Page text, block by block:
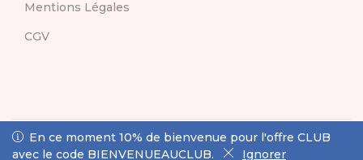
En ce moment 10% de bienvenue pour l'offre CLUB avec
le code BIENVENUEAUCLUB. Ignorer
Mentions Légales
CGV
© 2020 WoostifyPrivacy PolicyAll rights reserved.
Designed & developed by woostify
En ce moment 10% de bienvenue pour l'offre CLUB
avec le code BIENVENUEAUCLUB.
Ignorer